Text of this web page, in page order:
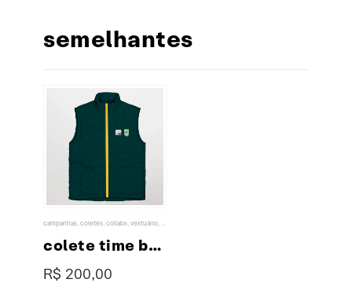
semelhantes
campanhas, coletes, collabs, vestuário, wollner
colete time brasil collab XP & Wollner
R$ 200,00